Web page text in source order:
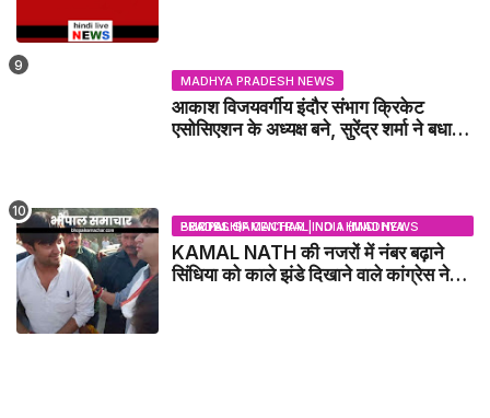
MADHYA PRADESH NEWS
आकाश विजयवर्गीय इंदौर संभाग क्रिकेट
एसोसिएशन के अध्यक्ष बने, सुरेंद्र शर्मा ने बधाई
BHOPAL SAMACHAR | NO 1 HINDI NEWS PORTAL OF CENTRAL INDIA (MADHYA PRADESH)
KAMAL NATH की नजरों में नंबर बढ़ाने
सिंधिया को काले झंडे दिखाने वाले कांग्रेस नेता